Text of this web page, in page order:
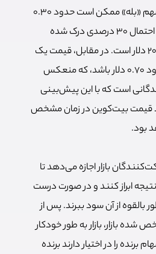
«بله» را بخرند، قیمت یک سهم «بله» ممکن است حدود 0.30
دلار باشد، که نشان‌دهنده احتمال 30 درصدی درک شده
قیمت بیت‌کوین تا زیر 20000 دلار است. در مقابل، قیمت یک
سهم «نه» ممکن است حدود 0.70 دلار باشد، که منعکس
است که با این پیش‌بینی
قیمت بیت‌کوین در زمان مشخص
بازار اجازه می‌دهد تا
نتیجه ابراز کنند و در صورت درست
از آن سود ببرند. پس از
شده بازار، بازار به طور خودکار
را در اختیار دارند برنده